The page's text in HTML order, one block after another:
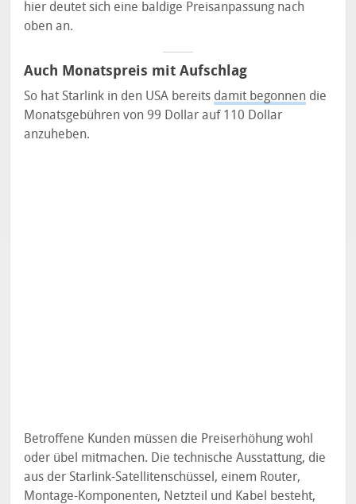
hier deutet sich eine baldige Preisanpassung nach
oben an.
Auch Monatspreis mit Aufschlag
So hat Starlink in den USA bereits damit begonnen die
Monatsgebühren von 99 Dollar auf 110 Dollar
anzuheben.
Betroffene Kunden müssen die Preiserhöhung wohl
oder übel mitmachen. Die technische Ausstattung, die
aus der Starlink-Satellitenschüssel, einem Router,
Montage-Komponenten, Netzteil und Kabel besteht,